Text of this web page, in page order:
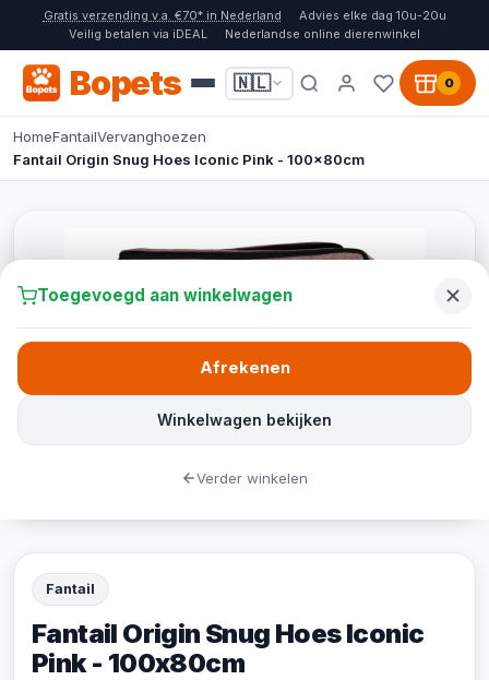
Gratis verzending v.a. €70* in Nederland
Advies elke dag 10u-20u
Veilig betalen via iDEAL
Nederlandse online dierenwinkel
Bopets 🇳🇱 0
HomeFantailVervanghoezen
Fantail Origin Snug Hoes Iconic Pink - 100x80cm
Fantail
Fantail Origin Snug Hoes Iconic
Pink - 100x80cm
Toegevoegd aan winkelwagen
Winkelwagen bekijken
Afrekenen
Verder winkelen